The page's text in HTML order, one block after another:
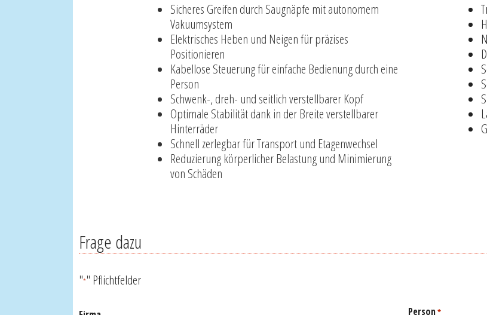
Sicheres Greifen durch Saugnäpfe mit autonomem
Vakuumsystem
Elektrisches Heben und Neigen für präzises
Positionieren
Kabellose Steuerung für einfache Bedienung durch eine
Person
Schwenk-, dreh- und seitlich verstellbarer Kopf
Optimale Stabilität dank in der Breite verstellbarer
Hinterräder
Schnell zerlegbar für Transport und Etagenwechsel
Reduzierung körperlicher Belastung und Minimierung
von Schäden
Frage dazu
"*" Pflichtfelder
Person*